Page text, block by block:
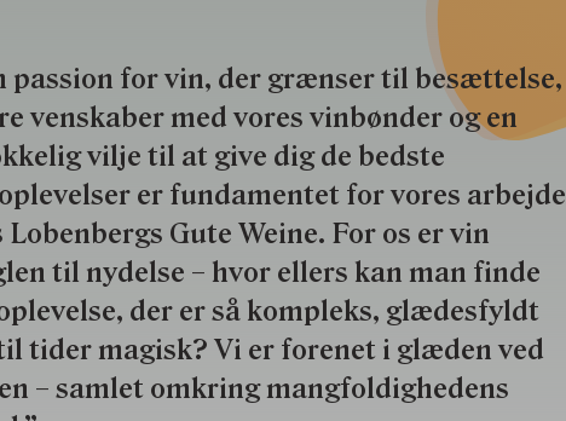
passion for vin, der grænser til besættelse,
venskaber med vores vinbønder og en
vilje til at give dig de bedste
er fundamentet for vores arbejde
Lobenbergs Gute Weine. For os er vin
til nydelse – hvor ellers kan man finde
der er så kompleks, glædesfyldt
tider magisk? Vi er forenet i glæden ved
– samlet omkring mangfoldighedens